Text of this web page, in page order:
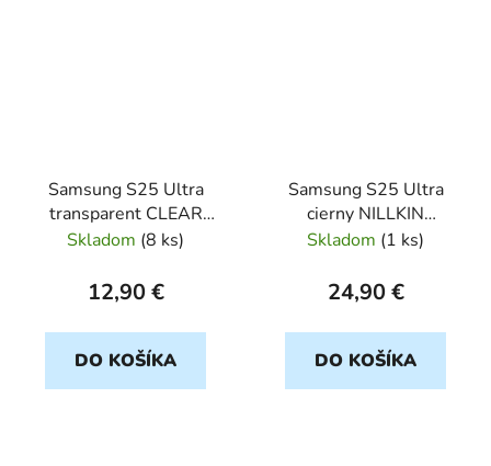
Samsung S25 Ultra
transparent CLEAR
2mm CAM Protect
Skladom (8 ks)
12,90 €
DO KOŠÍKA
Samsung S25 Ultra
cierny NILLKIN
CamShield PRO
Skladom (1 ks)
24,90 €
DO KOŠÍKA